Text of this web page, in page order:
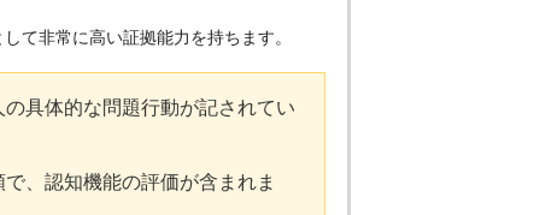
て非常に高い証拠能力を持ちます。
具体的な問題行動が記されてい
、認知機能の評価が含まれま